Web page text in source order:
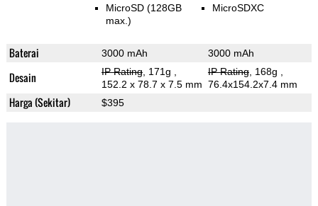
MicroSD (128GB
max.)
MicroSDXC
Baterai 3000 mAh 3000 mAh
Desain IP Rating, 171g
152.2 x 78.7 x 7.5 mm
IP Rating, 168g
76.4x154.2x7.4 mm
Harga (Sekitar) $395